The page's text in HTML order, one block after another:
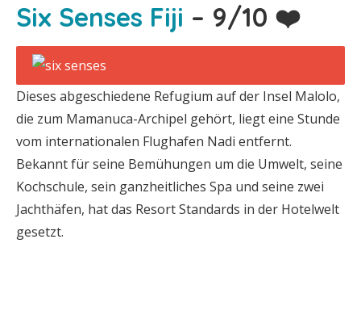
Six Senses Fiji – 9/10 ❤️
Dieses abgeschiedene Refugium auf der Insel Malolo,
die zum Mamanuca-Archipel gehört, liegt eine Stunde
vom internationalen Flughafen Nadi entfernt.
Bekannt für seine Bemühungen um die Umwelt, seine
Kochschule, sein ganzheitliches Spa und seine zwei
Jachthäfen, hat das Resort Standards in der Hotelwelt
gesetzt.